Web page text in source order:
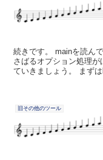
続きです。 mainを読ん
さばるオプション処理
ていきましょう。 まず
旧その他のツール